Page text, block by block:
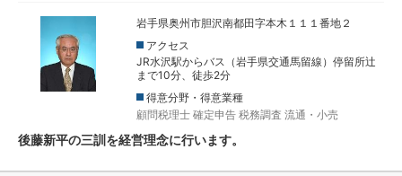
岩手県奥州市胆沢南都田字本木１１１番地２
アクセス
JR水沢駅からバス（岩手県交通馬留線）停留所辻
まで10分、徒歩2分
得意分野・得意業種
顧問税理士 確定申告 税務調査 流通・小売
後藤新平の三訓を経営理念に行います。